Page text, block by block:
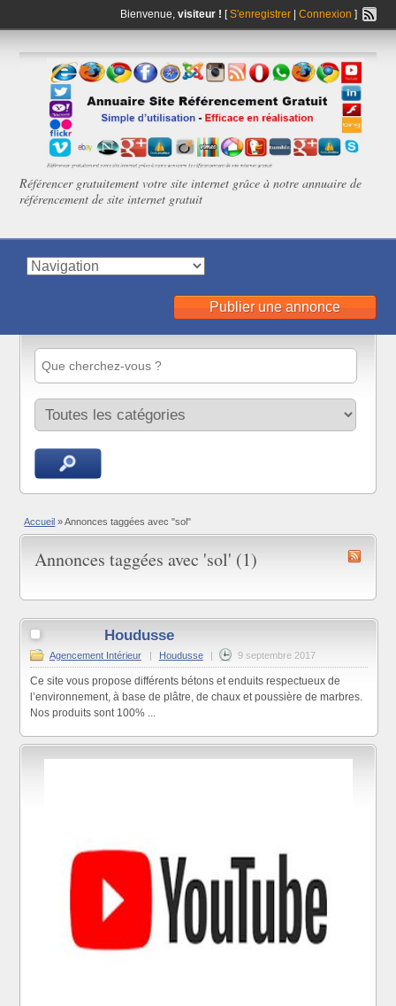
Bienvenue, visiteur ! [S'enregistrer| Connexion ]
Référencer gratuitement votre site internet grâce à notre annuaire de
référencement de site internet gratuit
Publier une annonce
Accueil » Annonces taggées avec "sol"
Annonces taggées avec 'sol' (1)
Houdusse
Agencement Intérieur Houdusse 9 septembre 2017
Ce site vous propose différents bétons et enduits respectueux de
l’environnement, à base de plâtre, de chaux et poussière de marbres.
Nos produits sont 100% ...